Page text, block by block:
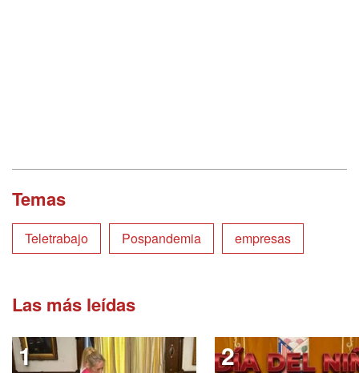
Temas
Teletrabajo Pospandemia empresas
Las más leídas